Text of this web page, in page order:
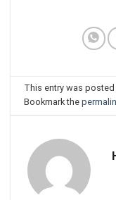
This entry was
Bookmark the